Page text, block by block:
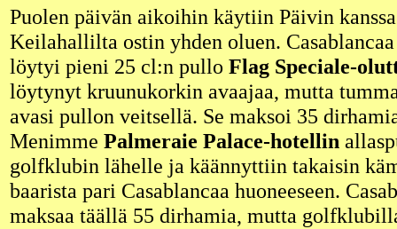
Puolen päivän aikoihin käytiin Päivin
Keilahallilta ostin yhden oluen.
löytyi pieni 25 cl:n pullo Flag Speciale-
löytynyt kruunukorkin avaajaa, mutta
avasi pullon veitsellä. Se maksoi 35
Menimme Palmeraie Palace-hotellin
golfklubin lähelle ja käännyttiin takaisin
baarista pari Casablancaa huoneeseen.
maksaa täällä 55 dirhamia, mutta